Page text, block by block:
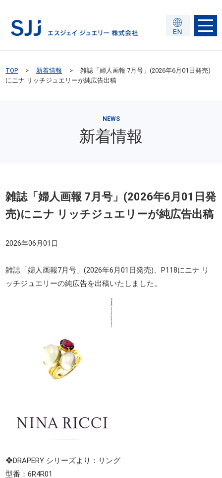
TOP 新着情報
雑誌「婦人画報 7月号」(2026年6月01日発売)
にニナ リッチジュエリーが純広告出稿
NEWS
新着情報
雑誌「婦人画報 7月号」(2026年6月01日発
売)にニナ リッチジュエリーが純広告出稿
2026年06月01日
雑誌「婦人画報7月号」(2026年6月01日発売)、P118にニナ リ
ッチジュエリーの純広告を出稿いたしました。
❖DRAPERY シリーズより：リング
型番：6R4R01